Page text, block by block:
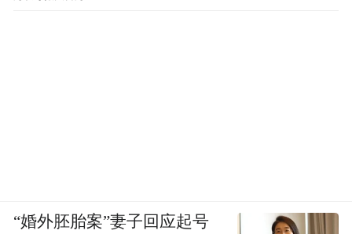
“婚外胚胎案”妻子回应起号